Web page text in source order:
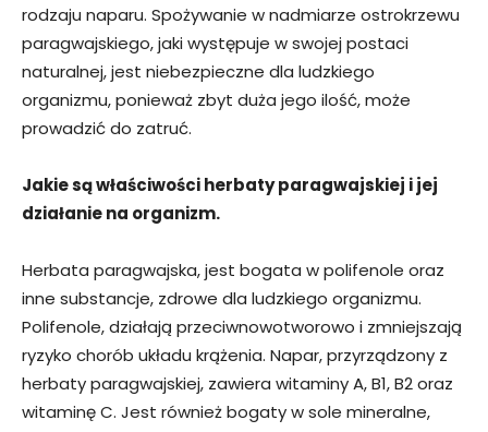
rodzaju naparu. Spożywanie w nadmiarze ostrokrzewu
paragwajskiego, jaki występuje w swojej postaci
naturalnej, jest niebezpieczne dla ludzkiego
organizmu, ponieważ zbyt duża jego ilość, może
prowadzić do zatruć.
Jakie są właściwości herbaty paragwajskiej i jej
działanie na organizm.
Herbata paragwajska, jest bogata w polifenole oraz
inne substancje, zdrowe dla ludzkiego organizmu.
Polifenole, działają przeciwnowotworowo i zmniejszają
ryzyko chorób układu krążenia. Napar, przyrządzony z
herbaty paragwajskiej, zawiera witaminy A, B1, B2 oraz
witaminę C. Jest również bogaty w sole mineralne,